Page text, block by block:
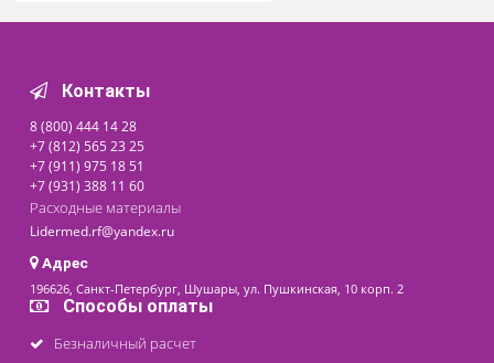
10 990 ₽
Пульсоксиметр
последнее обновление: 27-01-2025
Контакты